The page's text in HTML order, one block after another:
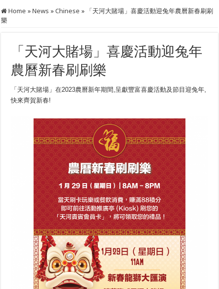
Home »News »Chinese » 「天河大賭場」喜慶活動迎兔年農曆新春刷刷
樂
「天河大賭場」喜慶活動迎兔年
農曆新春刷刷樂
「天河大賭場」在2023農曆新年期間,呈獻豐富喜慶活動及節目迎兔年,
快來齊賀新春!